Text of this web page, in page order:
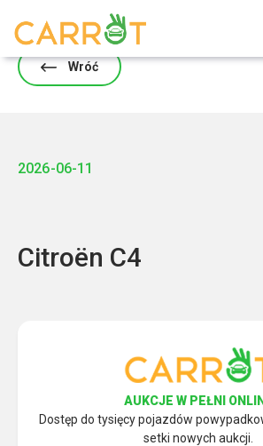
Wróć
2026-06-11
Citroën C4
AUKCJE W PEŁNI
Dostęp do tysięcy pojazdów
setki nowych aukcji.